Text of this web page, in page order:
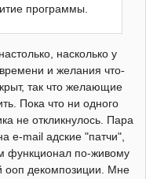
программы.
насколько у
и желания что-
так что желающие
Пока что ни одного
не откликнулось. Пара
e-mail адские "патчи",
функционал по-живому
ооп декомпозиции. Мне